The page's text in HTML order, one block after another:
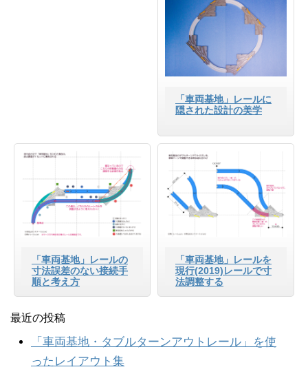
「車両基地」レールに
隠された設計の美学
「車両基地」レールの
寸法誤差のない接続手
順と考え方
「車両基地」レールを
現行(2019)レールで寸
法調整する
最近の投稿
「車両基地・タブルターンアウトレール」を使
ったレイアウト集